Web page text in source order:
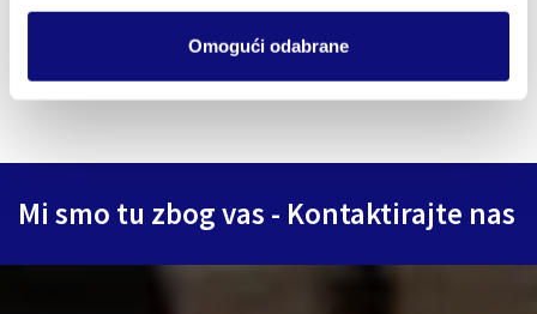
Omogući odabrane
Mi smo tu zbog vas - Kontaktirajte nas